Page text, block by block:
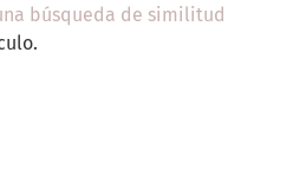
búsqueda de similitud